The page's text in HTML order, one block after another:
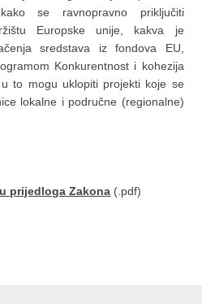
se ravnopravno priključiti
Europske unije, kakva je
sredstava iz fondova EU,
Konkurentnost i kohezija
to mogu uklopiti projekti koje se
lokalne i područne (regionalne)
prijedloga Zakona (.pdf)